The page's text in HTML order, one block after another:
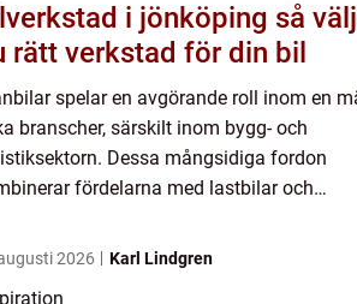
i jönköping så väljer
rätt verkstad för din bil
spelar en avgörande roll inom en
branscher, särskilt inom bygg- och
Dessa mångsidiga fordon
fördelarna med lastbilar och
2026 Karl Lindgren